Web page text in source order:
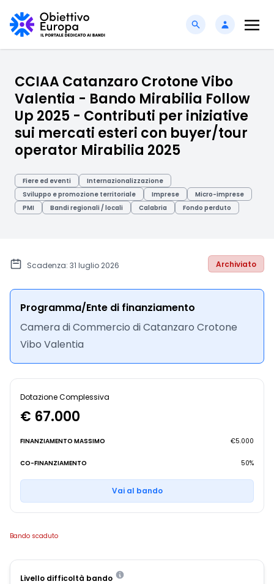
CCIAA Catanzaro Crotone Vibo
Valentia - Bando Mirabilia Follow
Up 2025 - Contributi per iniziative
sui mercati esteri con buyer/tour
operator Mirabilia 2025
Fiere ed eventi
Internazionalizzazione
Sviluppo e promozione territoriale
Imprese
Micro-imprese
PMI
Bandi regionali / locali Calabria Fondo perduto
Scadenza: 31 luglio 2026 Archiviato
Programma/Ente di finanziamento
Camera di Commercio di Catanzaro Crotone
Vibo Valentia
Dotazione Complessiva
€ 67.000
FINANZIAMENTO MASSIMO €5.000
CO-FINANZIAMENTO 50%
Vai al bando
Bando scaduto
Livello difficoltà bando